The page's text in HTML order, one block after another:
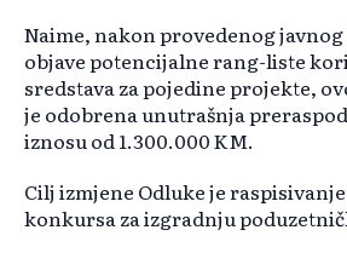
Naime, nakon provedenog
objave potencijalne rang-liste
sredstava za pojedine projekte,
je odobrena unutrašnja
iznosu od 1.300.000 KM.
Cilj izmjene Odluke je
konkursa za izgradnju